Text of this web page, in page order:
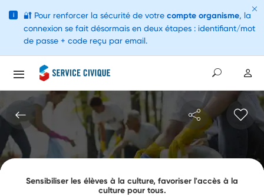
Sensibiliser les élèves à la culture, favoriser l'accès à la
culture pour tous.
i 🔐 Pour renforcer la sécurité de votre compte organisme, la
connexion se fait désormais en deux étapes : identifiant/mot
de passe + code reçu par email.